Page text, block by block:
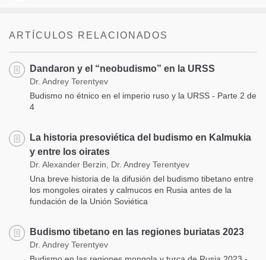
ARTÍCULOS RELACIONADOS
Dandaron y el “neobudismo” en la URSS
Dr. Andrey Terentyev
Budismo no étnico en el imperio ruso y la URSS - Parte 2 de
4
La historia presoviética del budismo en Kalmukia
y entre los oirates
Dr. Alexander Berzin, Dr. Andrey Terentyev
Una breve historia de la difusión del budismo tibetano entre
los mongoles oirates y calmucos en Rusia antes de la
fundación de la Unión Soviética
Budismo tibetano en las regiones buriatas 2023
Dr. Andrey Terentyev